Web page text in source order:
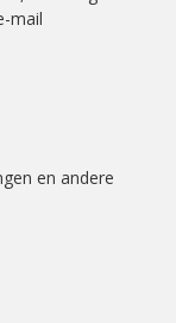
mail
en andere